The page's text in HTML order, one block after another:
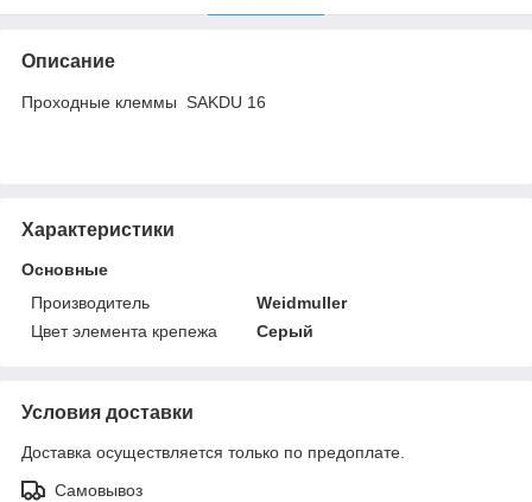
Описание
Проходные клеммы SAKDU 16
Характеристики
Основные
Производитель
Weidmuller
Цвет элемента крепежа
Серый
Условия доставки
Доставка осуществляется только по предоплате.
Самовывоз